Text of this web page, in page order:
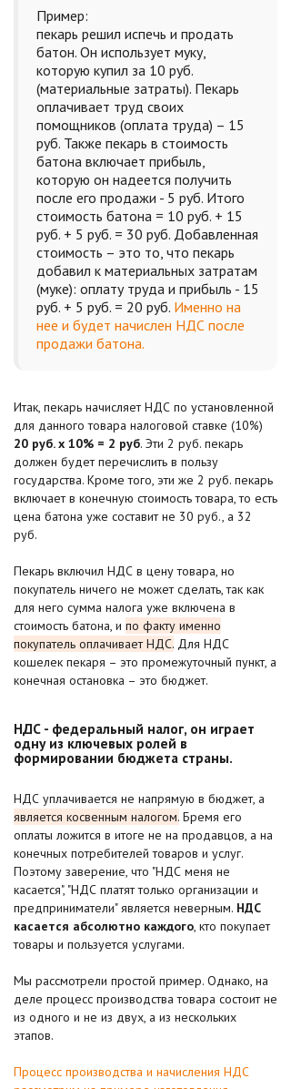
Пример:
пекарь решил испечь и продать
батон. Он использует муку,
которую купил за 10 руб.
(материальные затраты). Пекарь
оплачивает труд своих
помощников (оплата труда) – 15
руб. Также пекарь в стоимость
батона включает прибыль,
которую он надеется получить
после его продажи - 5 руб. Итого
стоимость батона = 10 руб. + 15
руб. + 5 руб. = 30 руб. Добавленная
стоимость – это то, что пекарь
добавил к материальных затратам
(муке): оплату труда и прибыль - 15
руб. + 5 руб. = 20 руб. Именно на
нее и будет начислен НДС после
продажи батона.
Итак, пекарь начисляет НДС по установленной
для данного товара налоговой ставке (10%)
20 руб. х 10% = 2 руб. Эти 2 руб. пекарь
должен будет перечислить в пользу
государства. Кроме того, эти же 2 руб. пекарь
включает в конечную стоимость товара, то есть
цена батона уже составит не 30 руб., а 32
руб.
Пекарь включил НДС в цену товара, но
покупатель ничего не может сделать, так как
для него сумма налога уже включена в
стоимость батона, и по факту именно
покупатель оплачивает НДС. Для НДС
кошелек пекаря – это промежуточный пункт, а
конечная остановка – это бюджет.
НДС - федеральный налог, он играет
одну из ключевых ролей в
формировании бюджета страны.
НДС уплачивается не напрямую в бюджет, а
является косвенным налогом. Бремя его
оплаты ложится в итоге не на продавцов, а на
конечных потребителей товаров и услуг.
Поэтому заверение, что "НДС меня не
касается", "НДС платят только организации и
предприниматели" является неверным. НДС
касается абсолютно каждого, кто покупает
товары и пользуется услугами.
Мы рассмотрели простой пример. Однако, на
деле процесс производства товара состоит не
из одного и не из двух, а из нескольких
этапов.
Процесс производства и начисления НДС